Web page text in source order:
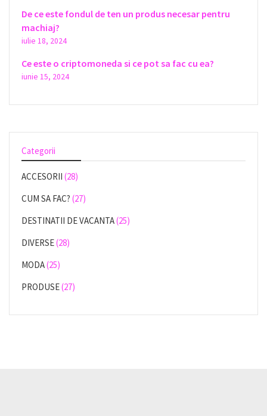
De ce este fondul de ten un produs necesar pentru
machiaj?
iulie 18, 2024
Ce este o criptomoneda si ce pot sa fac cu ea?
iunie 15, 2024
Categorii
ACCESORII (28)
CUM SA FAC? (27)
DESTINATII DE VACANTA(25)
DIVERSE(28)
MODA(25)
PRODUSE(27)